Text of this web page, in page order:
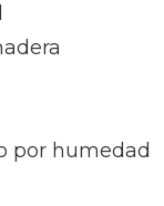
por humedad